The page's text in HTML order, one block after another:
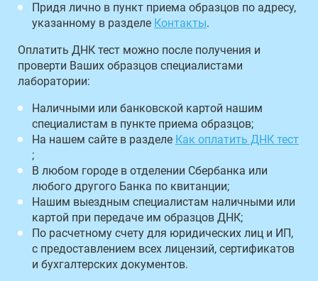
Придя лично в пункт приема образцов по адресу,
указанному в разделе Контакты.
Оплатить ДНК тест можно после получения и
проверти Ваших образцов специалистами
лаборатории:
Наличными или банковской картой нашим
специалистам в пункте приема образцов;
На нашем сайте в разделе Как оплатить ДНК тест
;
В любом городе в отделении Сбербанка или
любого другого Банка по квитанции;
Нашим выездным специалистам наличными или
картой при передаче им образцов ДНК;
По расчетному счету для юридических лиц и ИП,
с предоставлением всех лицензий, сертификатов
и бухгалтерских документов.